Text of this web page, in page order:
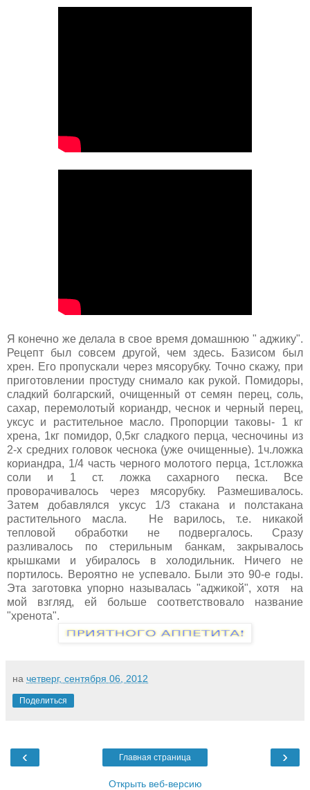
Я конечно же делала в свое время домашнюю " аджику".
Рецепт был совсем другой, чем здесь. Базисом был
хрен. Его пропускали через мясорубку. Точно скажу, при
приготовлении простуду снимало как рукой. Помидоры,
сладкий болгарский, очищенный от семян перец, соль,
сахар, перемолотый кориандр, чеснок и черный перец,
уксус и растительное масло. Пропорции таковы- 1 кг
хрена, 1кг помидор, 0,5кг сладкого перца, чесночины из
2-х средних головок чеснока (уже очищенные). 1ч.ложка
кориандра, 1/4 часть черного молотого перца, 1ст.ложка
соли и 1 ст. ложка сахарного песка. Все
проворачивалось через мясорубку. Размешивалось.
Затем добавлялся уксус 1/3 стакана и полстакана
растительного масла. Не варилось, т.е. никакой
тепловой обработки не подвергалось. Сразу
разливалось по стерильным банкам, закрывалось
крышками и убиралось в холодильник. Ничего не
портилось. Вероятно не успевало. Были это 90-е годы.
Эта заготовка упорно называлась "аджикой", хотя на
мой взгляд, ей больше соответствовало название
"хренота".
на четверг, сентября 06, 2012
Поделиться
‹ ›
Главная страница
Открыть веб-версию